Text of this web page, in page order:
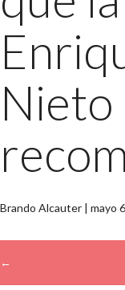
Nieto
Brando Alcauter | mayo
←